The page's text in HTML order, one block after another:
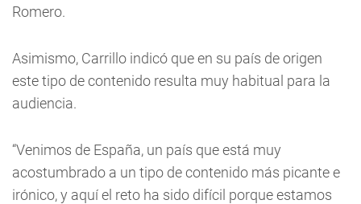
Romero.
Asimismo, Carrillo indicó que en su país de origen
este tipo de contenido resulta muy habitual para la
audiencia.
“Venimos de España, un país que está muy
acostumbrado a un tipo de contenido más picante e
irónico, y aquí el reto ha sido difícil porque estamos